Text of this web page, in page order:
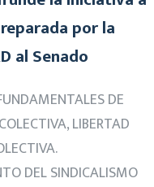
por la
al Senado
DE
LIBERTAD
DEL SINDICALISMO